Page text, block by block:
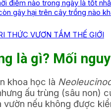
điểm nào trong ngày là tốt
gây hại trên cây trồng nào
THỨC VƯƠN TẦM THẾ GIỚI
là gì? Mối
khoa học là
ấu trùng (sâu non)
vườn nếu không được